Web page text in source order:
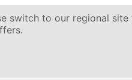
switch to our regional site